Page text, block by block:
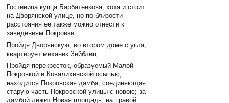
Гостиница купца Барбатенкова, хотя и стоит
на Дворянской улице, но по близости
расстояния ее также можно отнести к
заведениям Покровки.
Пройдя Дворянскую, во втором доме с угла,
квартирует механик Зейблиц.
Пройдя перекресток, образуемый Малой
Покровкой и Ковалихинской осыпью,
находится Покровская дамба, соединяющая
старую часть Покровской улицы с новою; за
дамбой лежит Новая площадь, на правой